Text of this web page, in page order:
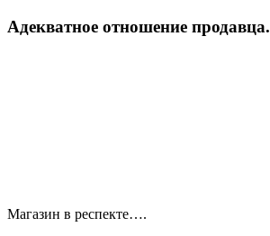
Адекватное отношение продавца.
Магазин в респекте….